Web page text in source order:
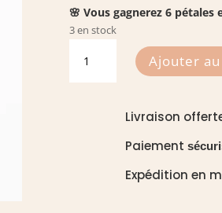
🌸 Vous gagnerez 6
3 en stock
Paillettes
Ajouter
Livraison
Paiement
Expédition en